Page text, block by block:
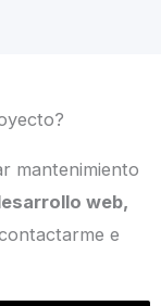
mantenimiento
web,
e